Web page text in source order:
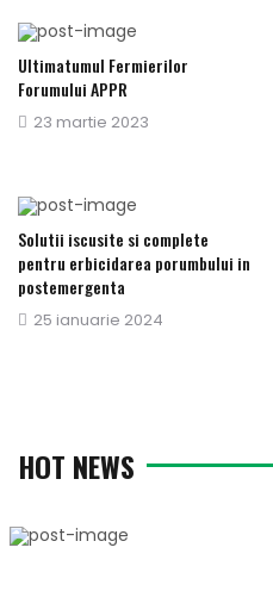
Ultimatumul Fermierilor
Forumului APPR
Publicat
23 martie 2023
Solutii iscusite si complete
pentru erbicidarea porumbului in
postemergenta
Publicat
25 ianuarie 2024
HOT NEWS